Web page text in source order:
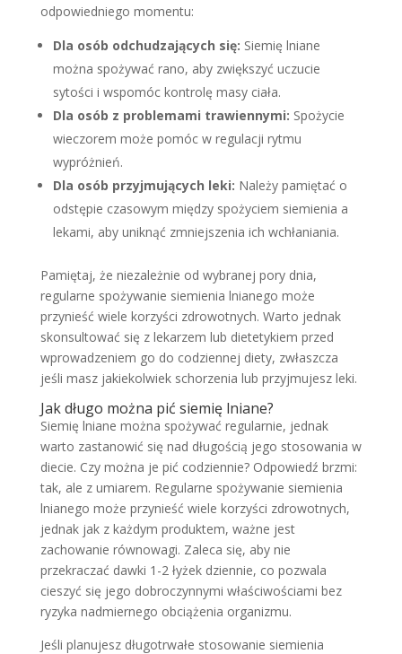
odpowiedniego momentu:
Dla osób odchudzających się: Siemię lniane
można spożywać rano, aby zwiększyć uczucie
sytości i wspomóc kontrolę masy ciała.
Dla osób z problemami trawiennymi: Spożycie
wieczorem może pomóc w regulacji rytmu
wypróżnień.
Dla osób przyjmujących leki: Należy pamiętać o
odstępie czasowym między spożyciem siemienia a
lekami, aby uniknąć zmniejszenia ich wchłaniania.
Pamiętaj, że niezależnie od wybranej pory dnia,
regularne spożywanie siemienia lnianego może
przynieść wiele korzyści zdrowotnych. Warto jednak
skonsultować się z lekarzem lub dietetykiem przed
wprowadzeniem go do codziennej diety, zwłaszcza
jeśli masz jakiekolwiek schorzenia lub przyjmujesz leki.
Jak długo można pić siemię lniane?
Siemię lniane można spożywać regularnie, jednak
warto zastanowić się nad długością jego stosowania w
diecie. Czy można je pić codziennie? Odpowiedź brzmi:
tak, ale z umiarem. Regularne spożywanie siemienia
lnianego może przynieść wiele korzyści zdrowotnych,
jednak jak z każdym produktem, ważne jest
zachowanie równowagi. Zaleca się, aby nie
przekraczać dawki 1-2 łyżek dziennie, co pozwala
cieszyć się jego dobroczynnymi właściwościami bez
ryzyka nadmiernego obciążenia organizmu.
Jeśli planujesz długotrwałe stosowanie siemienia